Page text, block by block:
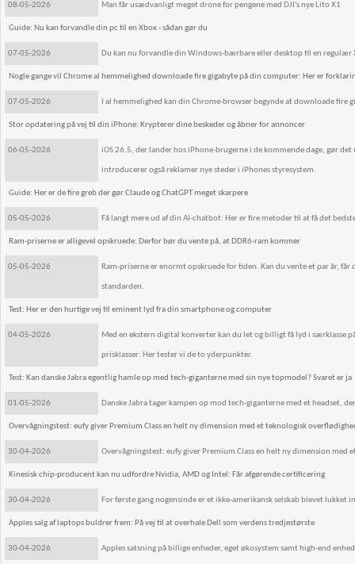
08-05-2026 Man får usædvanligt meget drone for pengene med DJI's nye Lito X1
Guide: Nu kan forvandle din pc til en Xbox - sådan gør du
07-05-2026 Du kan nu forvandle din Windows-bærbare eller desktop til en
Nogle gange vil Chrome al hemmelighed downloade fire gigabyte på din computer: Her er
07-05-2026 I al hemmelighed kan din Chrome-browser begynde at downloade fire
Stor opdatering på vej til din iPhone: Krypterer dine beskeder og åbner for annoncer
06-05-2026 iOS 26.5, der lander hos iPhone-brugerne i de kommende dage, gør
introducerer også reklamer nye steder i iPhones styresystem.
Guide: Her er de fire greb der gør Claude og ChatGPT meget skarpere
05-05-2026 Få langt mere ud af din AI-chatbot: Her er fire metoder til at få det
Ram-priserne er alligevel opskruede: Derfor bør du vente på, at DDR6-ram kommer
05-05-2026 Ram-priserne er enormt opskruede for tiden. Kan du vente et par år,
standarden.
Test: Her er den hurtige vej til eminent lyd fra din smartphone og computer
04-05-2026 Med en ekstern digital konverter kan du let og billigt få lyd i særklasse
prisklasser: Her tester vi de to yderpunkter.
Test: Kan danske Jabra egentlig hamle op med tech-giganterne med sin nye topmodel? Svaret er ja
01-05-2026 Danske Jabra tager kampen op mod tech-giganterne med et headset,
Overvågningstest: eufy giver Premium Class en helt ny dimension med et teknologisk
30-04-2026 Overvågningstest: eufy giver Premium Class en helt ny dimension
Kinesisk chip-producent kan nu udfordre Nvidia, AMD og Intel: Får afgørende certificering
30-04-2026 For første gang nogensinde er et ikke-amerikansk selskab blevet
Apples salg af laptops buldrer frem: På vej til at overhale Dell som verdens tredjestørste
30-04-2026 Apples satsning på billige enheder, eget økosystem samt high-end